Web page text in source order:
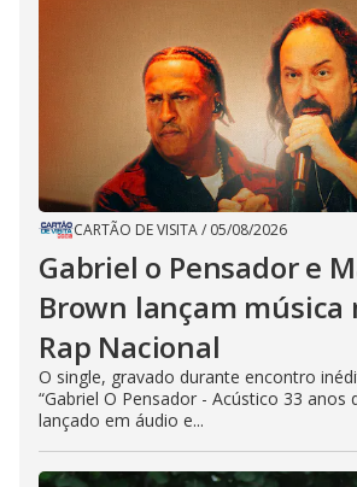
CARTÃO DE VISITA/ 05/08/2026
Gabriel o Pensador e
Brown lançam música
Rap Nacional
O single, gravado durante encontro
“Gabriel O Pensador - Acústico 33 anos
lançado em áudio e...